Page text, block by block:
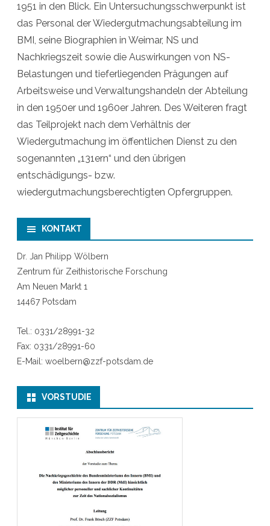
1951 in den Blick. Ein Untersuchungsschwerpunkt ist
das Personal der Wiedergutmachungsabteilung im
BMI, seine Biographien in Weimar, NS und
Nachkriegszeit sowie die Auswirkungen von NS-
Belastungen und tieferliegenden Prägungen auf
Arbeitsweise und Verwaltungshandeln der Abteilung
in den 1950er und 1960er Jahren. Des Weiteren fragt
das Teilprojekt nach dem Verhältnis der
Wiedergutmachung im öffentlichen Dienst zu den
sogenannten „131ern“ und den übrigen
entschädigungs- bzw.
wiedergutmachungsberechtigten Opfergruppen.
KONTAKT
Dr. Jan Philipp Wölbern
Zentrum für Zeithistorische Forschung
Am Neuen Markt 1
14467 Potsdam
Tel.: 0331/28991-32
Fax: 0331/28991-60
E-Mail: woelbern@zzf-potsdam.de
VORSTUDIE